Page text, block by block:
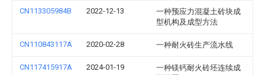
CN113305984B 2022-12-13
一种预应力混凝土砖块成
型机构及成型方法
CN110843117A 2020-02-28 一种耐火砖生产流水线
CN117415917A 2024-01-19
一种镁钙耐火砖坯连续成